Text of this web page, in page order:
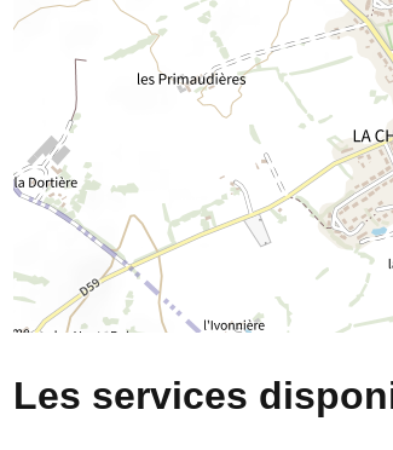
Les services